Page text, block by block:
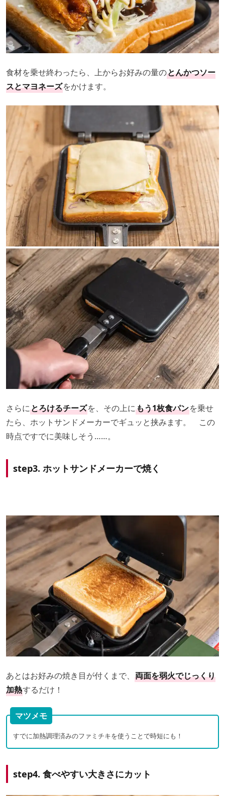
食材を乗せ終わったら、上からお好みの量のとんかつソー
スとマヨネーズをかけます。
さらにとろけるチーズを、その上にもう1枚食パンを乗せ
たら、ホットサンドメーカーでギュッと挟みます。 この
時点ですでに美味しそう……。
step3. ホットサンドメーカーで焼く
あとはお好みの焼き目が付くまで、 両面を弱火でじっくり
加熱するだけ！
マツメモ
すでに加熱調理済みのファミチキを使うことで時短にも！
step4. 食べやすい大きさにカット